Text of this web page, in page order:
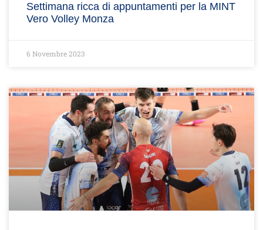
Settimana ricca di appuntamenti per la MINT
Vero Volley Monza
6 Novembre 2023